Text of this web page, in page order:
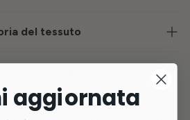
del tessuto
aggiornata